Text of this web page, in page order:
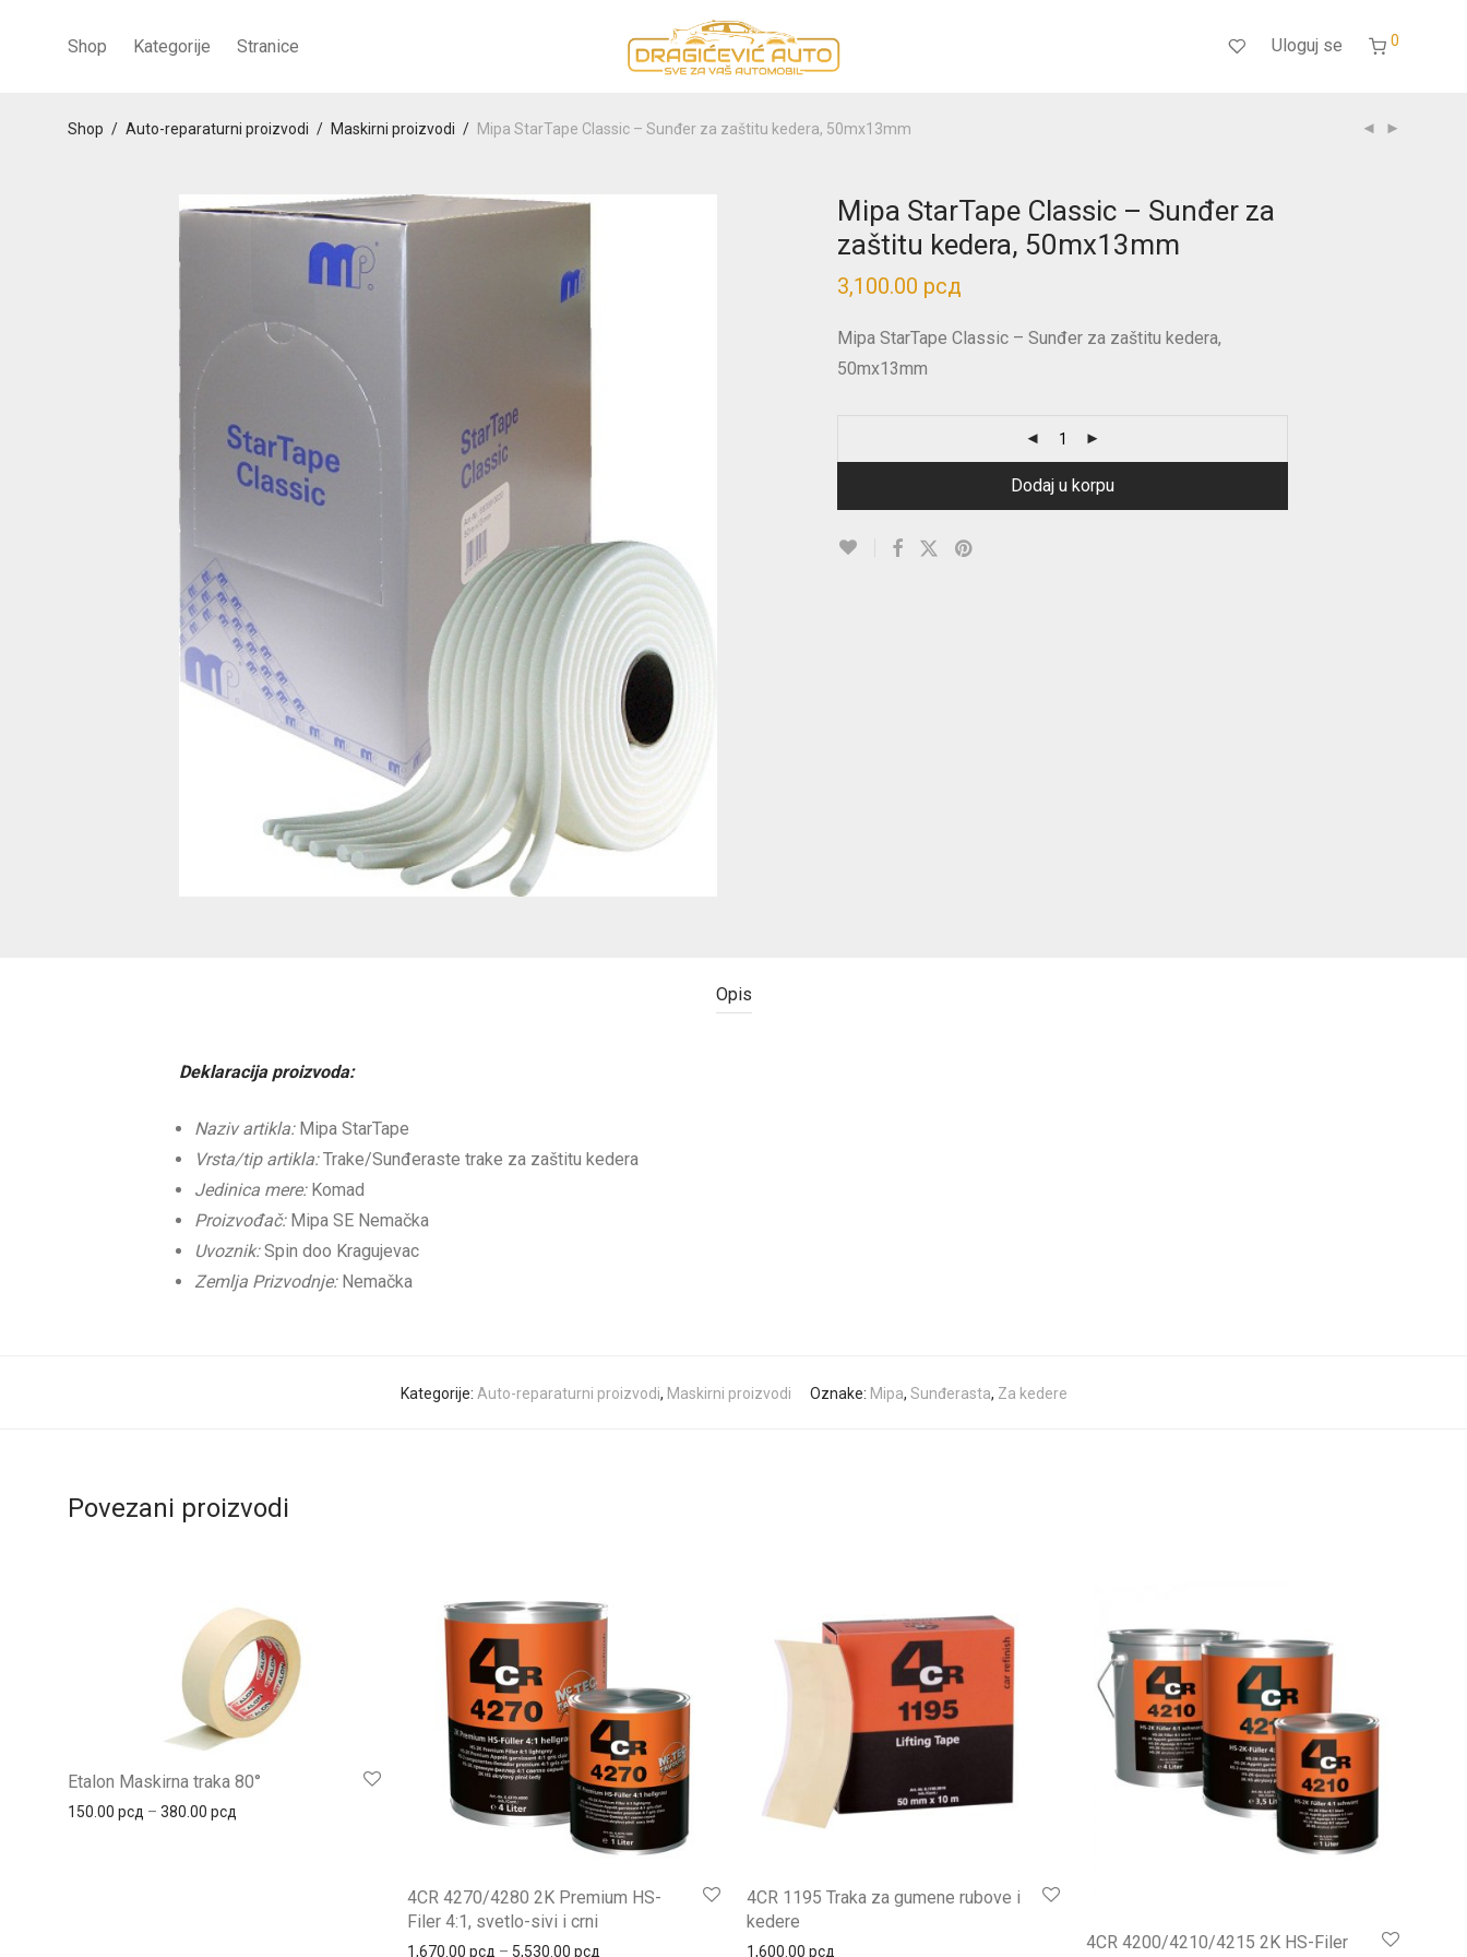
Shop Kategorije Stranice Uloguj se 0
Shop / Auto-reparaturni proizvodi / Maskirni proizvodi / Mipa StarTape Classic – Sunđer za zaštitu kedera, 50mx13mm
Mipa StarTape Classic – Sunđer za
zaštitu kedera, 50mx13mm
3,100.00 рсд
Mipa StarTape Classic – Sunđer za zaštitu kedera,
50mx13mm
Dodaj u korpu
Opis
Deklaracija proizvoda:
Naziv artikla:Mipa StarTape
Vrsta/tip artikla:Trake/Sunđeraste trake za zaštitu kedera
Jedinica mere:Komad
Proizvođač:Mipa SE Nemačka
Uvoznik:Spin doo Kragujevac
Zemlja Prizvodnje:Nemačka
Kategorije: Auto-reparaturni proizvodi, Maskirni proizvodi Oznake: Mipa, Sunđerasta, Za kedere
Povezani proizvodi
Etalon Maskirna traka 80°
150.00 рсд – 380.00 рсд Распон цена: од 150.00 рсд до 380.00 рсд
4CR 4270/4280 2K Premium HS-
Filer 4:1, svetlo-sivi i crni
1,670.00 рсд – 5,530.00 рсд Распон цена: од 1,670.00 рсд до 5,530.00 рсд
4CR 1195 Traka za gumene rubove i
kedere
1,600.00 рсд
4CR 4200/4210/4215 2K HS-Filer